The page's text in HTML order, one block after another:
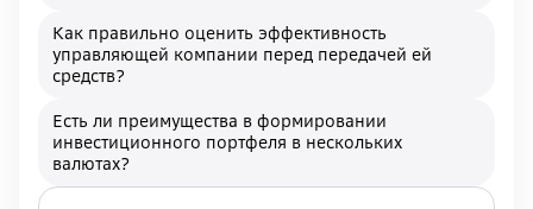
Как правильно оценить эффективность
управляющей компании перед передачей ей
средств?
Есть ли преимущества в формировании
инвестиционного портфеля в нескольких
валютах?